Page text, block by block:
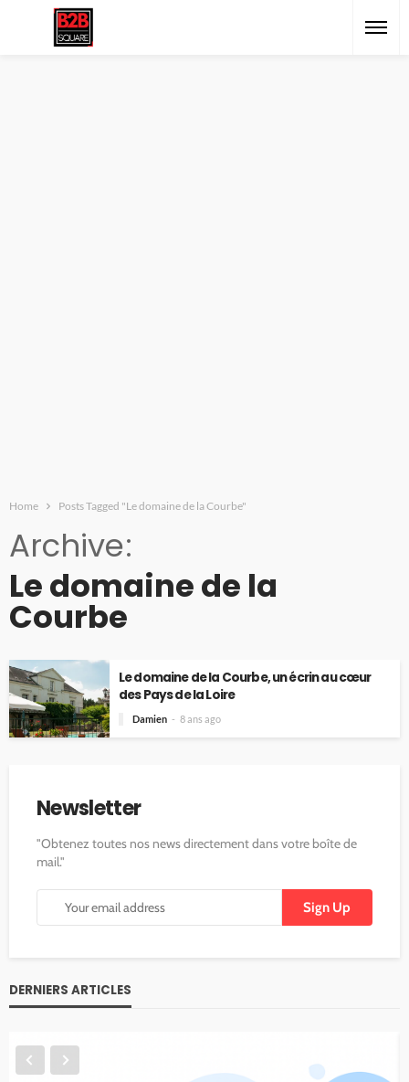
Home Posts Tagged "Le domaine de la Courbe"
Archive
Le domaine de la
Courbe
Le domaine de la Courbe, un écrin au cœur
des Pays de la Loire
Damien 8 ans ago
Newsletter
"Obtenez toutes nos news directement dans votre boîte de
mail."
DERNIERS ARTICLES